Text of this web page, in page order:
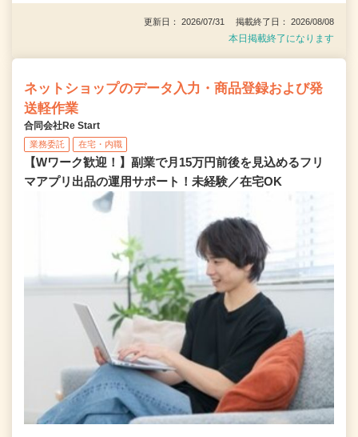
更新日： 2026/07/31 掲載終了日： 2026/08/08
本日掲載終了になります
ネットショップのデータ入力・商品登録および発
送軽作業
合同会社Re Start
業務委託 在宅・内職
【Wワーク歓迎！】副業で月15万円前後を見込めるフリ
マアプリ出品の運用サポート！未経験／在宅OK